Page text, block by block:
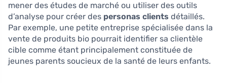
mener des études de marché ou utiliser des outils
d’analyse pour créer des personas clients détaillés.
Par exemple, une petite entreprise spécialisée dans la
vente de produits bio pourrait identifier sa clientèle
cible comme étant principalement constituée de
jeunes parents soucieux de la santé de leurs enfants.